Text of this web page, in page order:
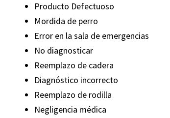
Producto Defectuoso
Mordida de perro
Error en la sala de emergencias
No diagnosticar
Reemplazo de cadera
Diagnóstico incorrecto
Reemplazo de rodilla
Negligencia médica